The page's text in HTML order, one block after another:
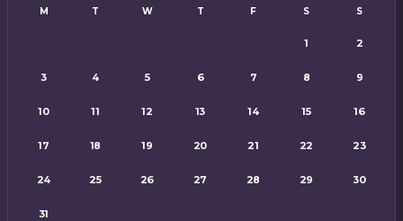
M T W T F S S
1 2
3 4 5 6 7 8 9
10 11 12 13 14 15 16
17 18 19 20 21 22 23
24 25 26 27 28 29 30
31